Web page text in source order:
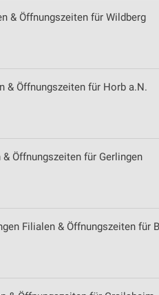
& Öffnungszeiten für Wildberg
& Öffnungszeiten für Horb a.N.
Öffnungszeiten für Gerlingen
Filialen & Öffnungszeiten für